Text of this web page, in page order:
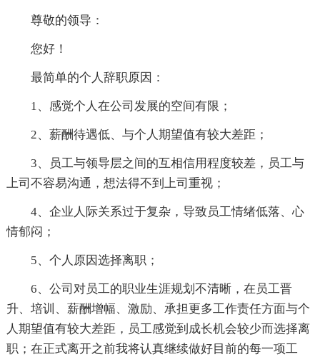
尊敬的领导：
您好！
最简单的个人辞职原因：
1、感觉个人在公司发展的空间有限；
2、薪酬待遇低、与个人期望值有较大差距；
3、员工与领导层之间的互相信用程度较差，员工与
上司不容易沟通，想法得不到上司重视；
4、企业人际关系过于复杂，导致员工情绪低落、心
情郁闷；
5、个人原因选择离职；
6、公司对员工的职业生涯规划不清晰，在员工晋
升、培训、薪酬增幅、激励、承担更多工作责任方面与个
人期望值有较大差距，员工感觉到成长机会较少而选择离
职；在正式离开之前我将认真继续做好目前的每一项工